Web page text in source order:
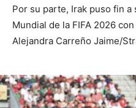
Por su parte, Irak puso fin
Mundial de la FIFA 2026
Alejandra Carreño Jaime/